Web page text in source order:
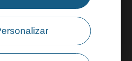
de grupo